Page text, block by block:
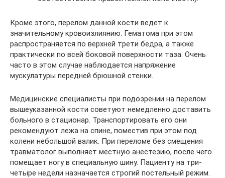
Кроме этого, перелом данной кости ведет к
значительному кровоизлиянию. Гематома при этом
распространяется по верхней трети бедра, а также
практически по всей боковой поверхности таза. Очень
часто в этом случае наблюдается напряжение
мускулатуры передней брюшной стенки.
Медицинские специалисты при подозрении на перелом
вышеуказанной кости советуют немедленно доставить
больного в стационар. Транспортировать его они
рекомендуют лежа на спине, поместив при этом под
колени небольшой валик. При переломе без смещения
травматолог выполняет местную анестезию, после чего
помещает ногу в специальную шину. Пациенту на три-
четыре недели назначается строгий постельный режим.